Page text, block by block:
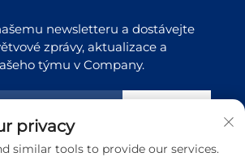
newsletteru a dostávejte
zprávy, aktualizace a
týmu v Company.
privacy
similar tools to provide our services.